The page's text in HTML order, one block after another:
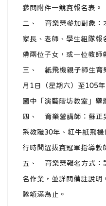
參閱附件一競賽報名表。
二、 育樂營參加對象：
家長、老師、學生組隊報
帶兩位子女，或一位教師
三、 紙飛機親子師生育
月1日（星期六）至105
國中「演藝階坊教室」舉
四、 育樂營講師：蘇正
系教職30年、紅牛紙飛
行時間選拔賽冠軍指導教
五、 育樂營報名方式：
名作業，並詳閱備註說
隊額滿為止。